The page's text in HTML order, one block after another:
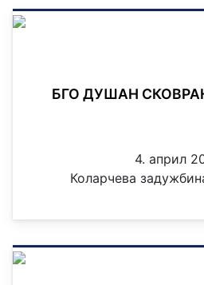
БГО ДУШАН
4. април
Коларчева